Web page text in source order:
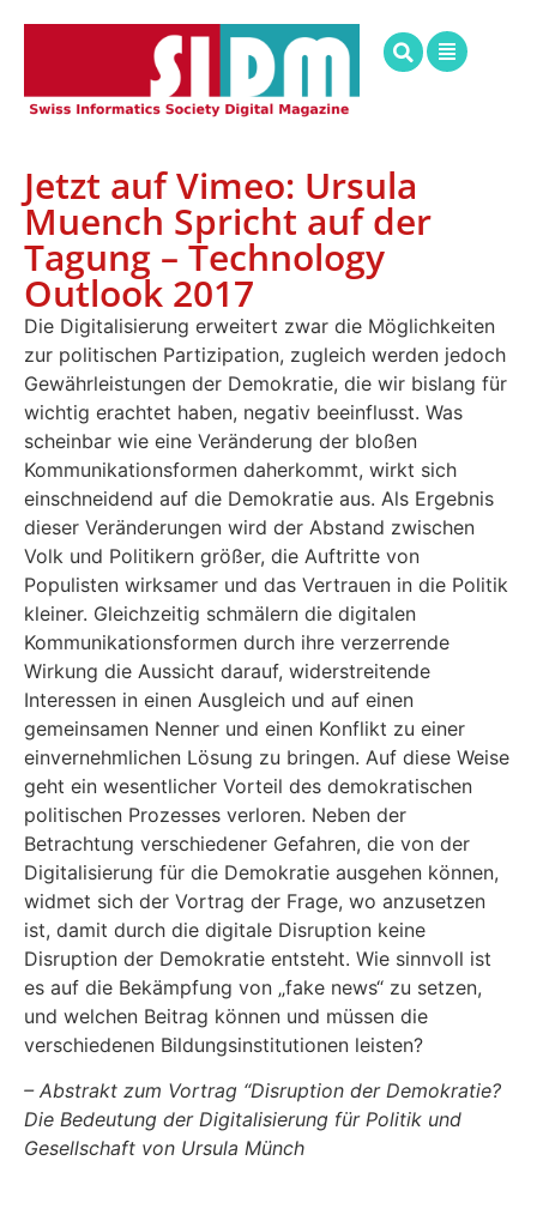
Jetzt auf Vimeo: Ursula
Muench Spricht auf der
Tagung – Technology
Outlook 2017
Die Digitalisierung erweitert zwar die Möglichkeiten
zur politischen Partizipation, zugleich werden jedoch
Gewährleistungen der Demokratie, die wir bislang für
wichtig erachtet haben, negativ beeinflusst. Was
scheinbar wie eine Veränderung der bloßen
Kommunikationsformen daherkommt, wirkt sich
einschneidend auf die Demokratie aus. Als Ergebnis
dieser Veränderungen wird der Abstand zwischen
Volk und Politikern größer, die Auftritte von
Populisten wirksamer und das Vertrauen in die Politik
kleiner. Gleichzeitig schmälern die digitalen
Kommunikationsformen durch ihre verzerrende
Wirkung die Aussicht darauf, widerstreitende
Interessen in einen Ausgleich und auf einen
gemeinsamen Nenner und einen Konflikt zu einer
einvernehmlichen Lösung zu bringen. Auf diese Weise
geht ein wesentlicher Vorteil des demokratischen
politischen Prozesses verloren. Neben der
Betrachtung verschiedener Gefahren, die von der
Digitalisierung für die Demokratie ausgehen können,
widmet sich der Vortrag der Frage, wo anzusetzen
ist, damit durch die digitale Disruption keine
Disruption der Demokratie entsteht. Wie sinnvoll ist
es auf die Bekämpfung von „fake news“ zu setzen,
und welchen Beitrag können und müssen die
verschiedenen Bildungsinstitutionen leisten?
– Abstrakt zum Vortrag “Disruption der Demokratie?
Die Bedeutung der Digitalisierung für Politik und
Gesellschaft von Ursula Münch